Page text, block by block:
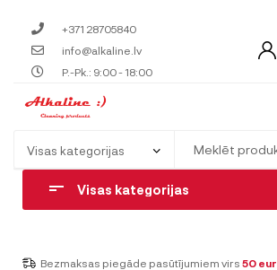
+371 28705840
info@alkaline.lv
P.-Pk.: 9:00 - 18:00
Visas kategorijas
Bezmaksas piegāde pasūtījumiem virs 50 eur